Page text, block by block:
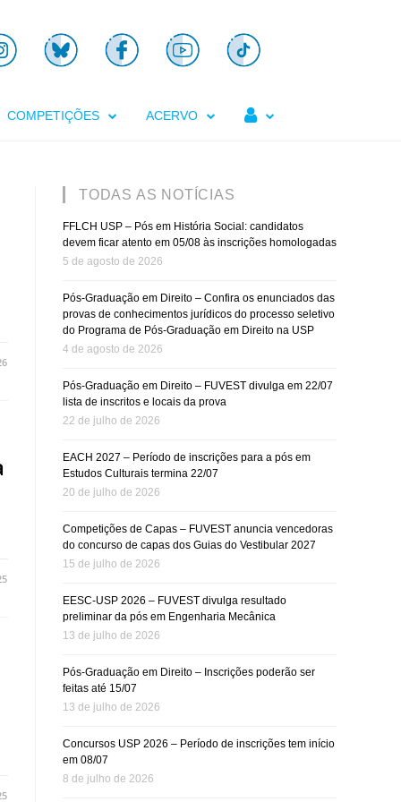
COMPETIÇÕES ACERVO 
TODAS AS NOTÍCIAS
FFLCH USP – Pós em História Social: candidatos
devem ficar atento em 05/08 às inscrições homologadas
5 de agosto de 2026
Pós-Graduação em Direito – Confira os enunciados das
provas de conhecimentos jurídicos do processo seletivo
do Programa de Pós-Graduação em Direito na USP
4 de agosto de 2026
Pós-Graduação em Direito – FUVEST divulga em 22/07
lista de inscritos e locais da prova
22 de julho de 2026
EACH 2027 – Período de inscrições para a pós em
Estudos Culturais termina 22/07
20 de julho de 2026
Competições de Capas – FUVEST anuncia vencedoras
do concurso de capas dos Guias do Vestibular 2027
15 de julho de 2026
EESC-USP 2026 – FUVEST divulga resultado
preliminar da pós em Engenharia Mecânica
13 de julho de 2026
Pós-Graduação em Direito – Inscrições poderão ser
feitas até 15/07
13 de julho de 2026
Concursos USP 2026 – Período de inscrições tem início
em 08/07
8 de julho de 2026